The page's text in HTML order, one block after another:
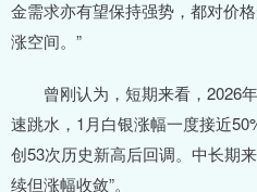
金需求亦有望保持强势，都对价
涨空间。”
曾刚认为，短期来看，2026年
速跳水，1月白银涨幅一度接近
创53次历史新高后回调。中长期
续但涨幅收敛”。